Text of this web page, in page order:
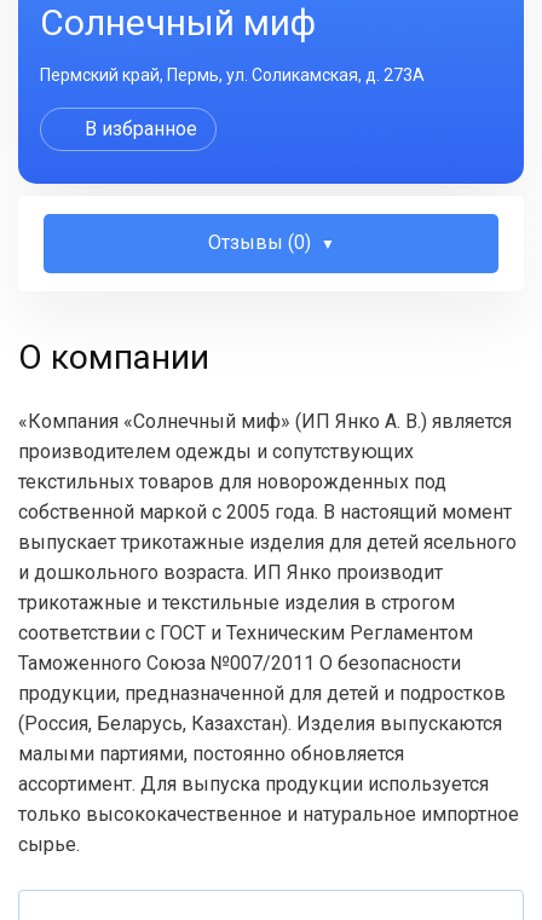
Солнечный миф
Пермский край, Пермь, ул. Соликамская, д. 273А
В избранное
Отзывы (0)
О компании
«Компания «Солнечный миф» (ИП Янко А. В.) является
производителем одежды и сопутствующих
текстильных товаров для новорожденных под
собственной маркой с 2005 года. В настоящий момент
выпускает трикотажные изделия для детей ясельного
и дошкольного возраста. ИП Янко производит
трикотажные и текстильные изделия в строгом
соответствии с ГОСТ и Техническим Регламентом
Таможенного Союза №007/2011 О безопасности
продукции, предназначенной для детей и подростков
(Россия, Беларусь, Казахстан). Изделия выпускаются
малыми партиями, постоянно обновляется
ассортимент. Для выпуска продукции используется
только высококачественное и натуральное импортное
сырье.